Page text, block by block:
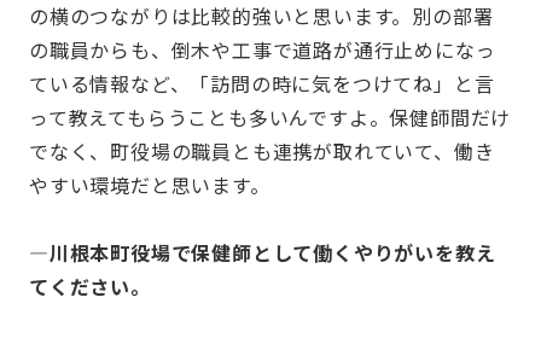
の横のつながりは比較的強いと思います。別の部署
の職員からも、倒木や工事で道路が通行止めになっ
ている情報など、「訪問の時に気をつけてね」と言
って教えてもらうことも多いんですよ。保健師間だけ
でなく、町役場の職員とも連携が取れていて、働き
やすい環境だと思います。
—川根本町役場で保健師として働くやりがいを教え
てください。